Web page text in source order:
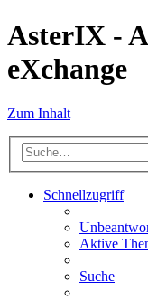
AsterIX -
eXchange
Zum Inhalt
Schnellzugriff
Aktive
Suche